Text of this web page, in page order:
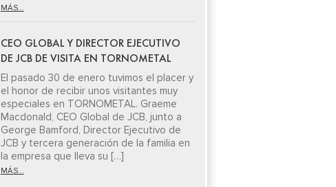
MÁS...
CEO GLOBAL Y DIRECTOR EJECUTIVO
DE JCB DE VISITA EN TORNOMETAL
El pasado 30 de enero tuvimos el placer y
el honor de recibir unos visitantes muy
especiales en TORNOMETAL. Graeme
Macdonald, CEO Global de JCB, junto a
George Bamford, Director Ejecutivo de
JCB y tercera generación de la familia en
la empresa que lleva su […]
MÁS...